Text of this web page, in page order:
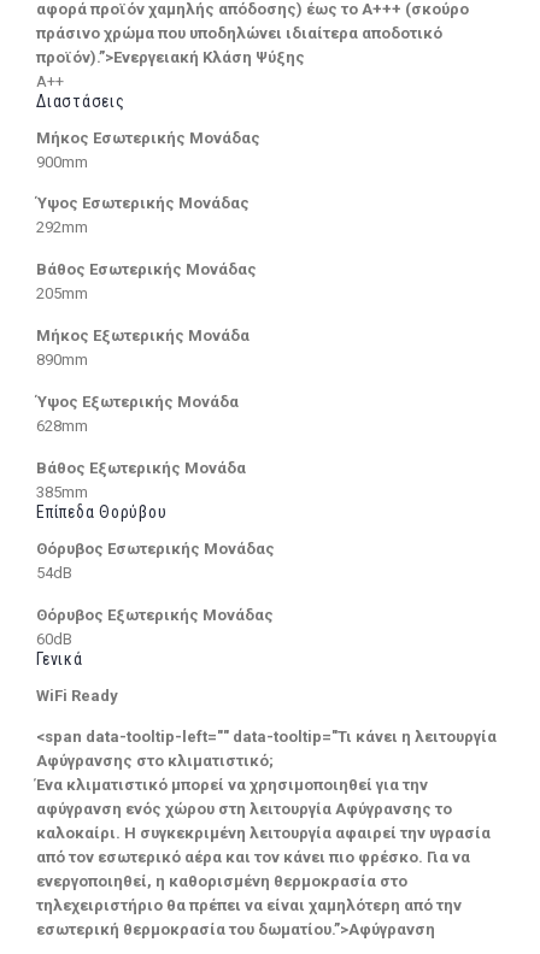
αφορά προϊόν χαμηλής απόδοσης) έως το Α+++ (σκούρο
πράσινο χρώμα που υποδηλώνει ιδιαίτερα αποδοτικό
προϊόν).”>Ενεργειακή Κλάση Ψύξης
A++
Διαστάσεις
Μήκος Εσωτερικής Μονάδας
900mm
Ύψος Εσωτερικής Μονάδας
292mm
Βάθος Εσωτερικής Μονάδας
205mm
Μήκος Εξωτερικής Μονάδα
890mm
Ύψος Εξωτερικής Μονάδα
628mm
Βάθος Εξωτερικής Μονάδα
385mm
Επίπεδα Θορύβου
Θόρυβος Εσωτερικής Μονάδας
54dB
Θόρυβος Εξωτερικής Μονάδας
60dB
Γενικά
WiFi Ready
<span data-tooltip-left="" data-tooltip="Τι κάνει η λειτουργία
Αφύγρανσης στο κλιματιστικό;
Ένα κλιματιστικό μπορεί να χρησιμοποιηθεί για την
αφύγρανση ενός χώρου στη λειτουργία Αφύγρανσης το
καλοκαίρι. Η συγκεκριμένη λειτουργία αφαιρεί την υγρασία
από τον εσωτερικό αέρα και τον κάνει πιο φρέσκο. Για να
ενεργοποιηθεί, η καθορισμένη θερμοκρασία στο
τηλεχειριστήριο θα πρέπει να είναι χαμηλότερη από την
εσωτερική θερμοκρασία του δωματίου.”>Αφύγρανση